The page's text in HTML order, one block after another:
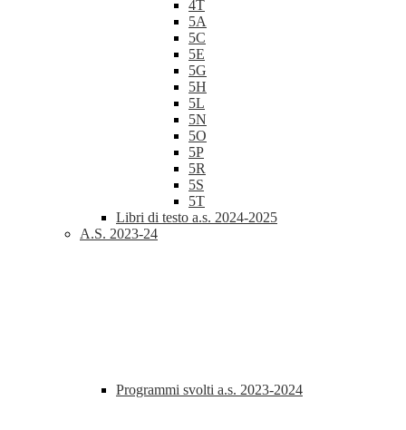
4T
5A
5C
5E
5G
5H
5L
5N
5O
5P
5R
5S
5T
Libri di testo a.s. 2024-2025
A.S. 2023-24
Programmi svolti a.s. 2023-2024